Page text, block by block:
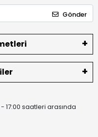
Gönder
17:00 saatleri arasında